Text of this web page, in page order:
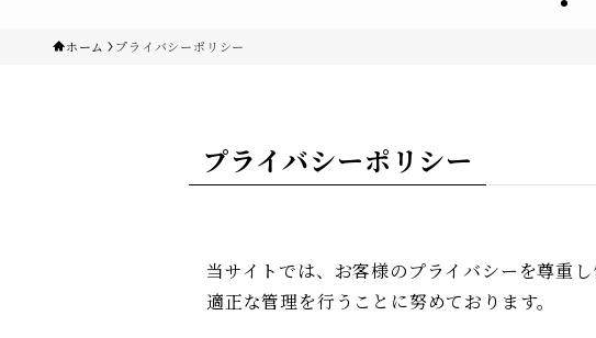
ホーム プライバシーポリシー
プライバシーポリシー
当サイトでは、お客様のプライバシーを尊重
適正な管理を行うことに努めております。